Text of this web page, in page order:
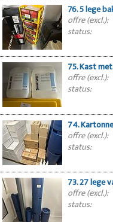
76. 5 lege
offre (excl.):
status:
75. Kast
offre (excl.):
status:
74.
offre (excl.):
status:
73. 27 lege
offre (excl.):
status: